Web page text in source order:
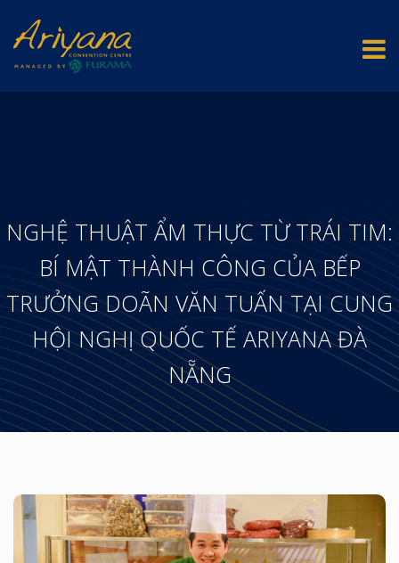
NGHỆ THUẬT ẨM THỰC TỪ TRÁI TIM:
BÍ MẬT THÀNH CÔNG CỦA BẾP
TRƯỞNG DOÃN VĂN TUẤN TẠI CUNG
HỘI NGHỊ QUỐC TẾ ARIYANA ĐÀ
NẴNG